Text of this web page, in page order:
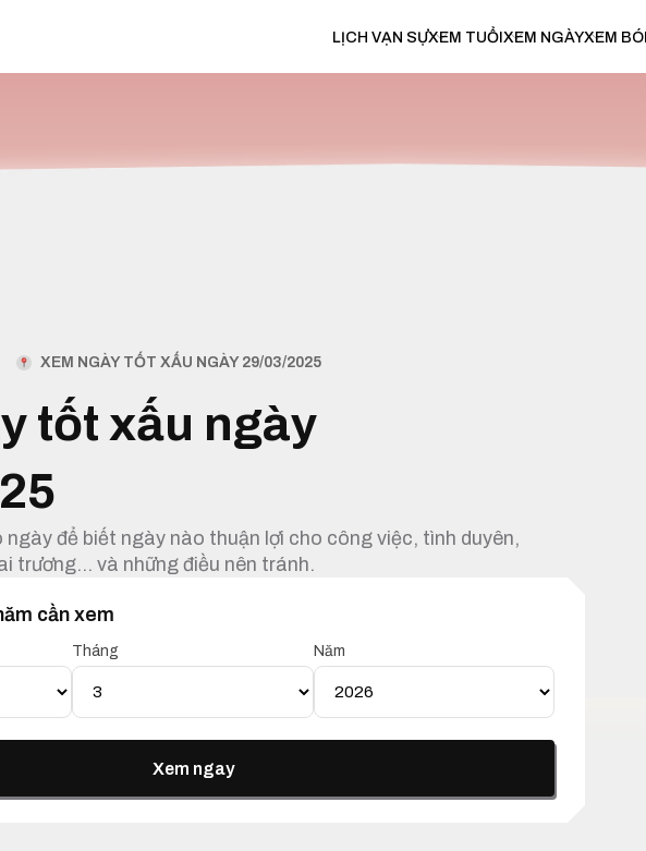
LỊCH VẠN SỰXEM TUỔI XEM NGÀYXEM
XEM NGÀY TỐT XẤU NGÀY 29/03/2025
tốt xấu ngày
để biết ngày nào thuận lợi cho công việc, tình duyên,
trương… và những điều nên tránh.
cần xem
Tháng Năm
Xem ngay